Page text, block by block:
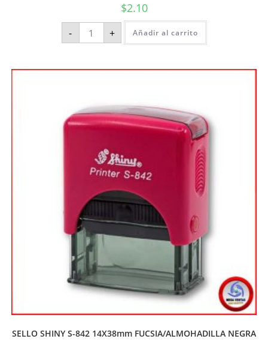
$2.10
- + Añadir al carrito
SELLO SHINY S-842 14X38mm FUCSIA/ALMOHADILLA NEGRA